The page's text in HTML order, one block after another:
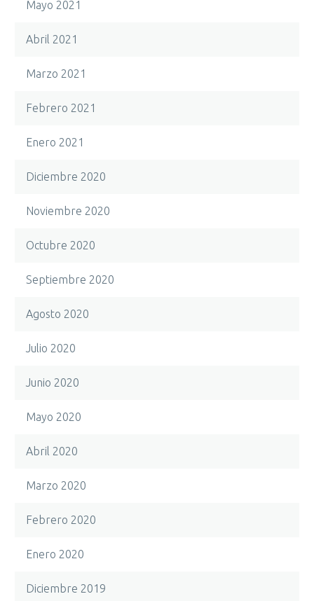
Mayo 2021
Abril 2021
Marzo 2021
Febrero 2021
Enero 2021
Diciembre 2020
Noviembre 2020
Octubre 2020
Septiembre 2020
Agosto 2020
Julio 2020
Junio 2020
Mayo 2020
Abril 2020
Marzo 2020
Febrero 2020
Enero 2020
Diciembre 2019